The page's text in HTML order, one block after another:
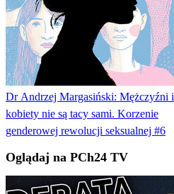
Dr Andrzej Margasiński: Mężczyźni i
kobiety nie są tacy sami. Korzenie
genderowej rewolucji seksualnej #6
Oglądaj na PCh24 TV